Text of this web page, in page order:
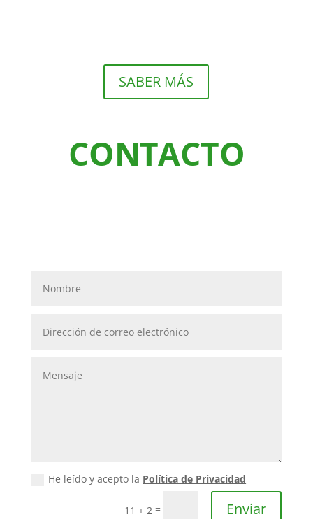
SABER MÁS
CONTACTO
He leído y acepto la Política de Privacidad
11 + 2 = Enviar